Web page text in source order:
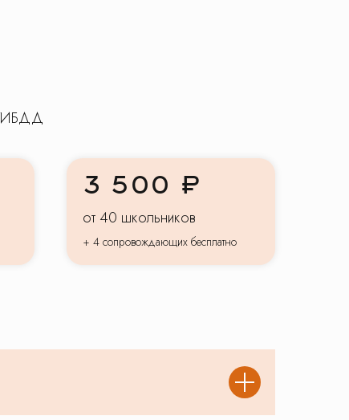
3 500 ₽
от 40 школьников
+ 4 сопровождающих бесплатно